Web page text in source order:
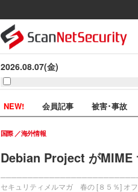
2026.08.07(金)
NEW! 会員記事 被害･事故
Debian Project がMIME
セキュリティメルマガ 春の [８５％] オ
国際 海外情報